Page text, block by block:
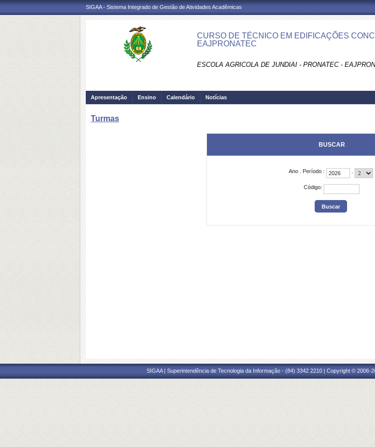
SIGAA - Sistema Integrado de Gestão de Atividades Acadêmicas
CURSO DE TÉCNICO EM EDIFICAÇÕES
EAJPRONATEC
ESCOLA AGRICOLA DE JUNDIAI - PRONATEC -
Apresentação Ensino Calendário Notícias
Turmas
BUSCAR
Ano Período :
Código:
SIGAA | Superintendência de Tecnologia da Informação - (84) 3342 2210 | Copyright ©